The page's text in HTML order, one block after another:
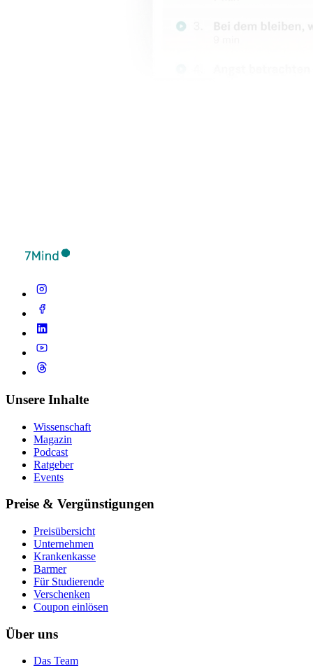
Unsere Inhalte
Wissenschaft
Magazin
Podcast
Ratgeber
Events
Preise & Vergünstigungen
Preisübersicht
Unternehmen
Krankenkasse
Barmer
Für Studierende
Ver­schen­ken
Coupon einlösen
Über uns
Das Team